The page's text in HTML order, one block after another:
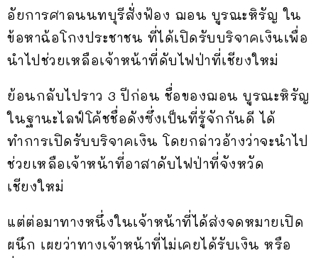
อัยการศาลนนทบุรีสั่งฟ้อง ฌอน บูรณะหิรัญ ใน
ข้อหาฉ้อโกงประชาชน ที่ได้เปิดรับบริจาคเงินเพื่อ
นำไปช่วยเหลือเจ้าหน้าที่ดับไฟป่าที่เชียงใหม่
ย้อนกลับไปราว 3 ปีก่อน ชื่อของฌอน บูรณะหิรัญ
ในฐานะไลฟ์โค้ชชื่อดังซึ่งเป็นที่รู้จักกันดี ได้
ทำการเปิดรับบริจาคเงิน โดยกล่าวอ้างว่าจะนำไป
ช่วยเหลือเจ้าหน้าที่อาสาดับไฟป่าที่จังหวัด
เชียงใหม่
แต่ต่อมาทางหนึ่งในเจ้าหน้าที่ได้ส่งจดหมายเปิด
ผนึก เผยว่าทางเจ้าหน้าที่ไม่เคยได้รับเงิน หรือ